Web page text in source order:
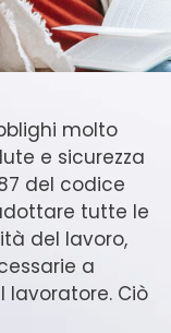
molto
e sicurezza
del codice
tutte le
del lavoro,
a
lavoratore. Ciò